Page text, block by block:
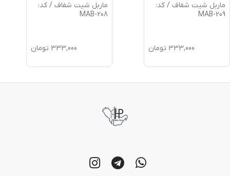
ماربل شیت شفاف / کد:
MAB-208
333,000 تومان
ماربل شیت شفاف / کد:
MAB-207
333,000 تومان